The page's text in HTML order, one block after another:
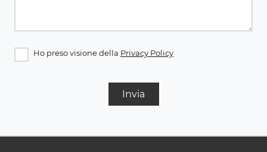
Ho preso visione della Privacy Policy
Invia